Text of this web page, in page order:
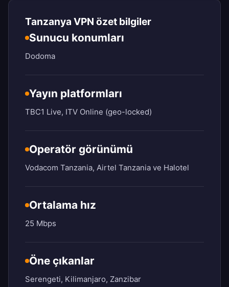
Tanzanya VPN özet bilgiler
Sunucu konumları
Dodoma
Yayın platformları
TBC1 Live, ITV Online (geo-locked)
Operatör görünümü
Vodacom Tanzania, Airtel Tanzania ve Halotel
Ortalama hız
25 Mbps
Öne çıkanlar
Serengeti, Kilimanjaro, Zanzibar